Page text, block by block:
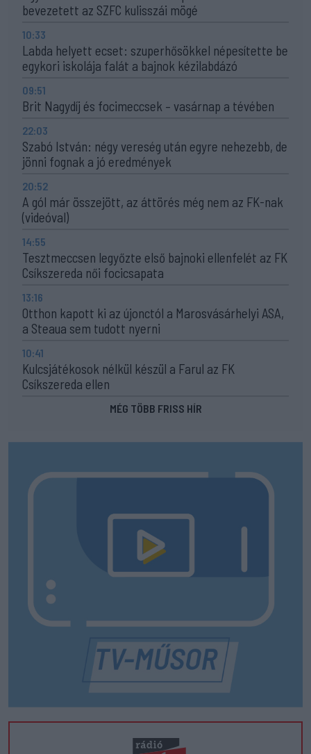
bevezetett az SZFC kulisszái mögé
10:33
Labda helyett ecset: szuperhősökkel népesítette be
egykori iskolája falát a bajnok kézilabdázó
09:51
Brit Nagydíj és focimeccsek – vasárnap a tévében
22:03
Szabó István: négy vereség után egyre nehezebb, de
jönni fognak a jó eredmények
20:52
A gól már összejött, az áttörés még nem az FK-nak
(videóval)
14:55
Tesztmeccsen legyőzte első bajnoki ellenfelét az FK
Csíkszereda női focicsapata
13:16
Otthon kapott ki az újonctól a Marosvásárhelyi ASA,
a Steaua sem tudott nyerni
10:41
Kulcsjátékosok nélkül készül a Farul az FK
Csíkszereda ellen
MÉG TÖBB FRISS HÍR